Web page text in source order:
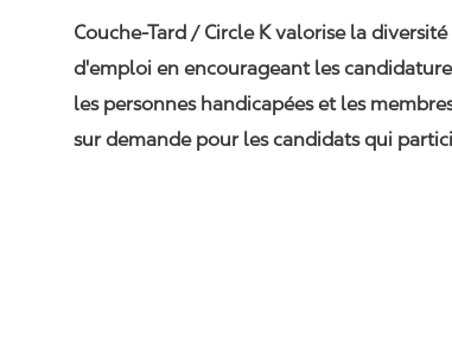
Couche-Tard / Circle K valorise la
d'emploi en encourageant les
les personnes handicapées et les
sur demande pour les candidats qui